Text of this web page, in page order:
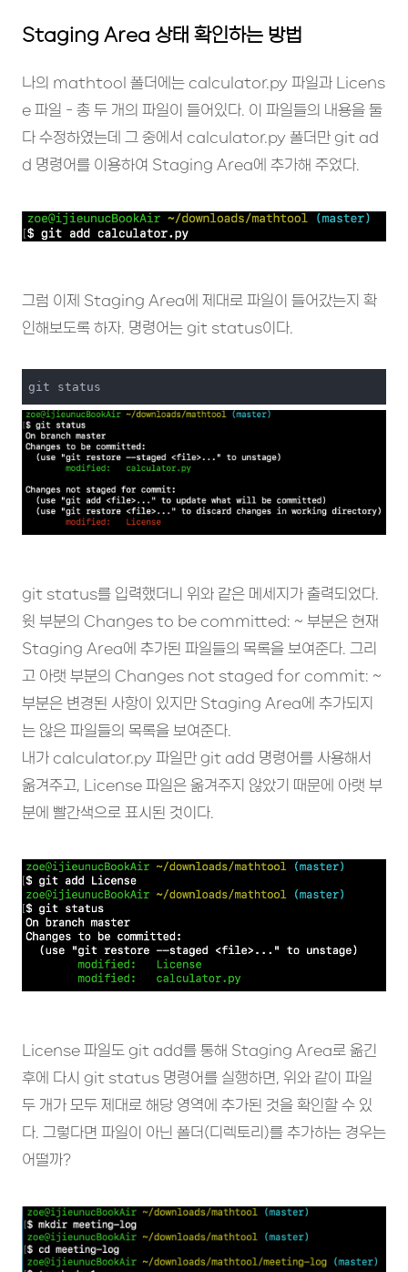
Staging Area 상태 확인하는 방법
나의 mathtool 폴더에는 calculator.py 파일과 Licens
e 파일 - 총 두 개의 파일이 들어있다. 이 파일들의 내용을 둘
다 수정하였는데 그 중에서 calculator.py 폴더만 git ad
d 명령어를 이용하여 Staging Area에 추가해 주었다.
그럼 이제 Staging Area에 제대로 파일이 들어갔는지 확
인해보도록 하자. 명령어는 git status이다.
git status
git status를 입력했더니 위와 같은 메세지가 출력되었다.
윗 부분의 Changes to be committed: ~ 부분은 현재
Staging Area에 추가된 파일들의 목록을 보여준다. 그리
고 아랫 부분의 Changes not staged for commit: ~
부분은 변경된 사항이 있지만 Staging Area에 추가되지
는 않은 파일들의 목록을 보여준다.
내가 calculator.py 파일만 git add 명령어를 사용해서
옮겨주고, License 파일은 옮겨주지 않았기 때문에 아랫 부
분에 빨간색으로 표시된 것이다.
License 파일도 git add를 통해 Staging Area로 옮긴
후에 다시 git status 명령어를 실행하면, 위와 같이 파일
두 개가 모두 제대로 해당 영역에 추가된 것을 확인할 수 있
다. 그렇다면 파일이 아닌 폴더(디렉토리)를 추가하는 경우는
어떨까?